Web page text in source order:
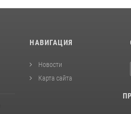
НАВИГАЦИЯ
Новости
Карта сайта